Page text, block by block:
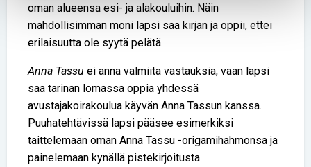
oman alueensa esi- ja alakouluihin. Näin
mahdollisimman moni lapsi saa kirjan ja oppii, ettei
erilaisuutta ole syytä pelätä.
Anna Tassu ei anna valmiita vastauksia, vaan lapsi
saa tarinan lomassa oppia yhdessä
avustajakoirakoulua käyvän Anna Tassun kanssa.
Puuhatehtävissä lapsi pääsee esimerkiksi
taittelemaan oman Anna Tassu -origamihahmonsa ja
painelemaan kynällä pistekirjoitusta